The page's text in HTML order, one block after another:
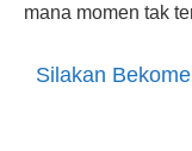
mana momen tak
Silakan